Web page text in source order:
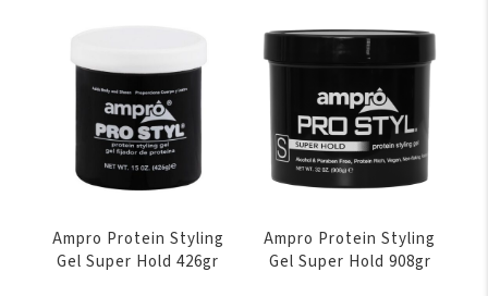
aantal
aantal
Ampro Protein Styling
Gel Super Hold 426gr
Ampro Protein Styling
Gel Super Hold 908gr